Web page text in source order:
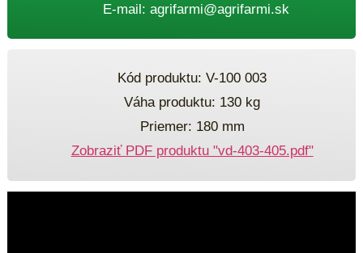
E-mail:agrifarmi@agrifarmi.sk
Kód produktu: V-100 003
Váha produktu: 130 kg
Priemer: 180 mm
Zobraziť PDF produktu "vd-403-405.pdf"